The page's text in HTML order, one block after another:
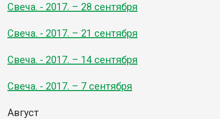
Свеча. - 2017. – 28 сентября
Свеча. - 2017. – 21 сентября
Свеча. - 2017. – 14 сентября
Свеча. - 2017. – 7 сентября
Август